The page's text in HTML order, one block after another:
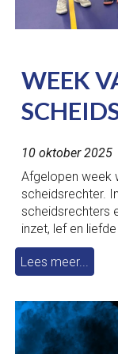
WEEK
10 oktober 2025
Afgelopen week
scheidsrechter.
scheidsrechters
inzet, lef en
Lees meer...